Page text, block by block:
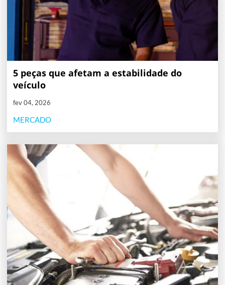
5 peças que afetam a estabilidade do
veículo
fev 04, 2026
MERCADO